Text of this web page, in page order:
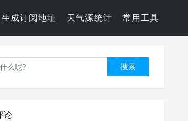
生成订阅地址 天气源统计 常用工具
搜索
论